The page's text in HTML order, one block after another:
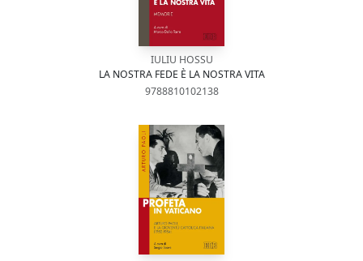
IULIU HOSSU
LA NOSTRA FEDE È LA NOSTRA VITA
9788810102138